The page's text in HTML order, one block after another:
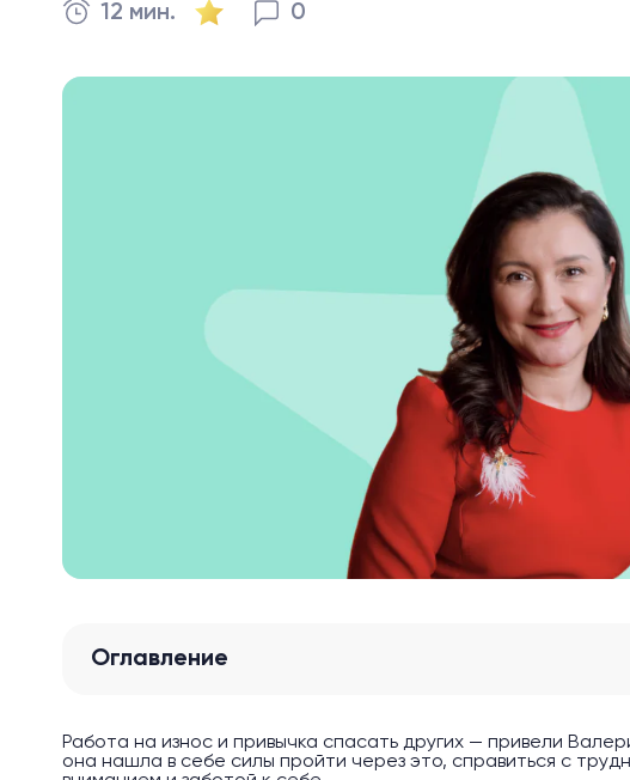
12 мин. 0
Оглавление
Работа на износ и привычка спасать других — привели
она нашла в себе силы пройти через это, справиться с